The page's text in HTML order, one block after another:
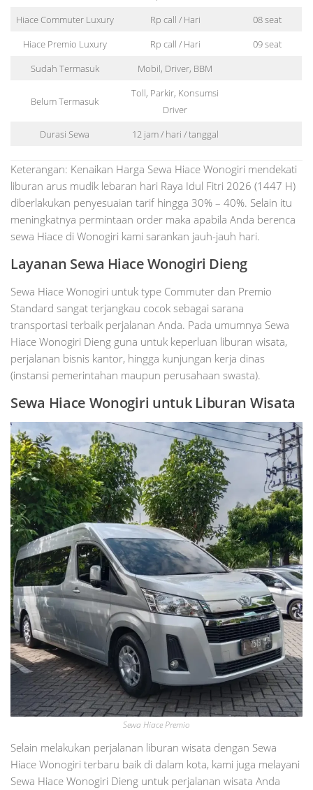
Hiace Commuter Luxury
Rp call / Hari
08 seat
Hiace Premio Luxury
Rp call / Hari
09 seat
Sudah Termasuk
Mobil, Driver, BBM
Belum Termasuk
Toll, Parkir, Konsumsi
Driver
Durasi Sewa
12 jam / hari / tanggal
Keterangan: Kenaikan Harga Sewa Hiace Wonogiri mendekati
liburan arus mudik lebaran hari Raya Idul Fitri 2026 (1447 H)
diberlakukan penyesuaian tarif hingga 30% – 40%. Selain itu
meningkatnya permintaan order maka apabila Anda berenca
sewa Hiace di Wonogiri kami sarankan jauh-jauh hari.
Layanan Sewa Hiace Wonogiri Dieng
Sewa Hiace Wonogiri untuk type Commuter dan Premio
Standard sangat terjangkau cocok sebagai sarana
transportasi terbaik perjalanan Anda. Pada umumnya Sewa
Hiace Wonogiri Dieng guna untuk keperluan liburan wisata,
perjalanan bisnis kantor, hingga kunjungan kerja dinas
(instansi pemerintahan maupun perusahaan swasta).
Sewa Hiace Wonogiri untuk Liburan Wisata
Sewa Hiace Premio
Selain melakukan perjalanan liburan wisata dengan Sewa
Hiace Wonogiri terbaru baik di dalam kota, kami juga melayani
Sewa Hiace Wonogiri Dieng untuk perjalanan wisata Anda